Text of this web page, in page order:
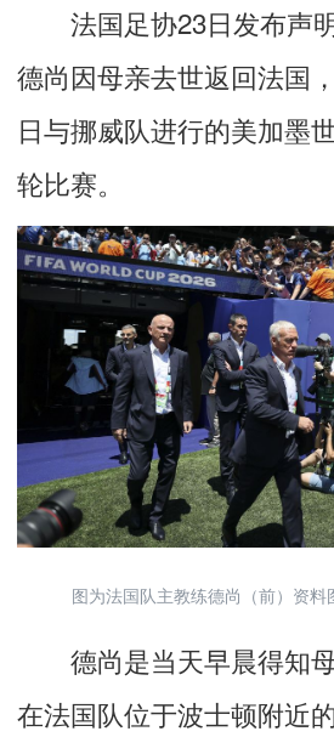
法国足协23日发布声
德尚因母亲去世返回法国
日与挪威队进行的美加墨
轮比赛。
图为法国队主教练德尚（前）资料
德尚是当天早晨得知母
在法国队位于波士顿附近